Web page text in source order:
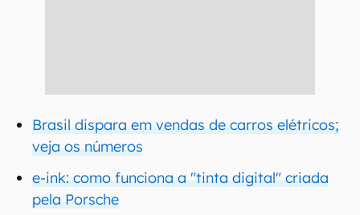
Brasil dispara em vendas de carros elétricos;
veja os números
e-ink: como funciona a "tinta digital" criada
pela Porsche